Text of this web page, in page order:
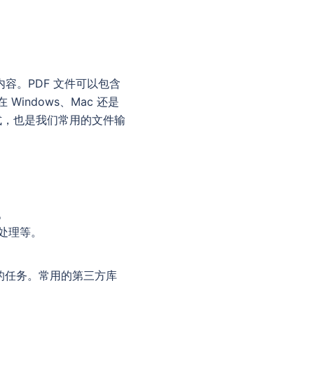
。PDF 文件可以包含
Windows、Mac 还是
也是我们常用的文件输
等。
务。常用的第三方库